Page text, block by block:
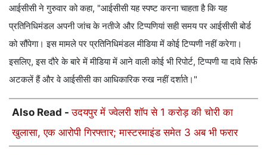
आईसीसी ने गुरुवार को कहा, "आईसीसी यह स्पष्ट करना चाहता है कि यह
प्रतिनिधिमंडल अपनी जांच के नतीजे और टिप्पणियां सही समय पर आईसीसी बोर्ड
को सौंपेगा। इस मामले पर प्रतिनिधिमंडल मीडिया में कोई टिप्पणी नहीं करेगा।
इसलिए, इस दौरे के बारे में मीडिया में आने वाली कोई भी रिपोर्ट, टिप्पणी या दावे सिर्फ
अटकलें हैं और वे आईसीसी का आधिकारिक रुख नहीं दर्शाते।"
Also Read -उदयपुर में ज्वेलरी शॉप से 1 करोड़ की चोरी का
खुलासा, एक आरोपी गिरफ्तार; मास्टरमाइंड समेत 3 अब भी फरार